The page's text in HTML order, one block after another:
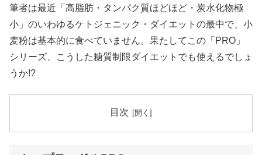
筆者は最近「高脂肪・タンパク質ほどほど・炭水化物極
小」のいわゆるケトジェニック・ダイエットの最中で、小
麦粉は基本的に食べていません。果たしてこの「PRO」
シリーズ、こうした糖質制限ダイエットでも使えるでしょ
うか!?
目次